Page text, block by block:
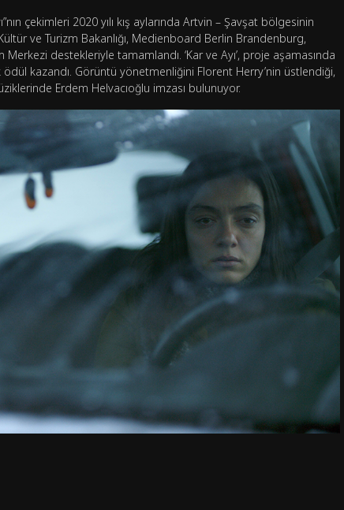
çekimleri 2020 yılı kış aylarında Artvin – Şavşat bölgesinin
ve Turizm Bakanlığı, Medienboard Berlin Brandenburg,
destekleriyle tamamlandı. ‘Kar ve Ayı’, proje aşamasında
kazandı. Görüntü yönetmenliğini Florent Herry’nin üstlendiği,
Erdem Helvacıoğlu imzası bulunuyor.